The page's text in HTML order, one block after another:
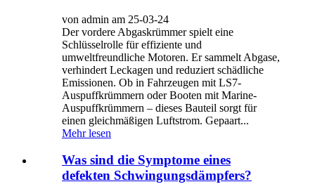
von admin am 25-03-24
Der vordere Abgaskrümmer spielt eine
Schlüsselrolle für effiziente und
umweltfreundliche Motoren. Er sammelt Abgase,
verhindert Leckagen und reduziert schädliche
Emissionen. Ob in Fahrzeugen mit LS7-
Auspuffkrümmern oder Booten mit Marine-
Auspuffkrümmern – dieses Bauteil sorgt für
einen gleichmäßigen Luftstrom. Gepaart...
Mehr lesen
Was sind die Symptome eines
defekten Schwingungsdämpfers?